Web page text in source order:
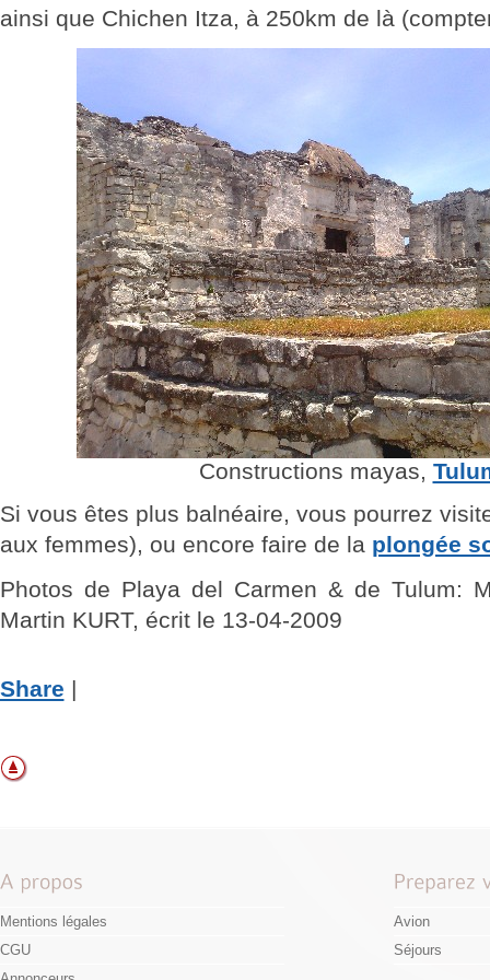
ainsi que Chichen Itza, à 250km de là
Constructions mayas,
Si vous êtes plus balnéaire, vous pourrez
aux femmes), ou encore faire de la plongée
Photos de Playa del Carmen & de Tulum:
Martin KURT, écrit le 13-04-2009
Share |
Mentions légales
CGU
Avion
Séjours